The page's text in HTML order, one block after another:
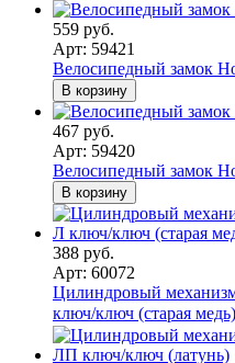
559 руб.
Арт: 59421
Велосипедный замок
В корзину
467 руб.
Арт: 59420
Велосипедный замок
В корзину
388 руб.
Арт: 60072
Цилиндровый
ключ/ключ (старая медь)